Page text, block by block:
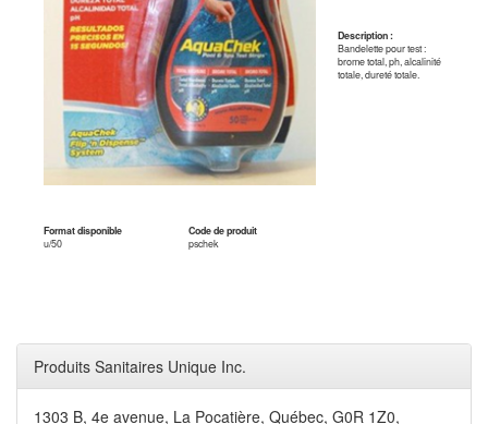
Format disponible
Code de produit
u/50
pschek
Description :
Bandelette pour test :
brome total, ph, alcalinité
totale, dureté totale.
Produits Sanitaires Unique Inc.
1303 B, 4e avenue, La Pocatière, Québec, G0R 1Z0,